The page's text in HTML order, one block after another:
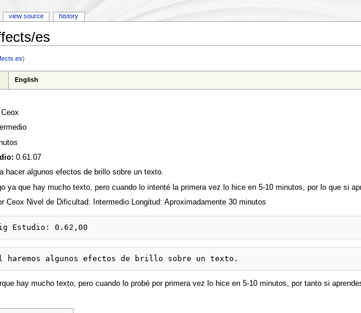
es
)
English
0.61.07
hacer algunos efectos de brillo sobre un texto.
ya que hay mucho texto, pero cuando lo intenté la primera vez lo hice en 5-10 minutos, por lo que si
Ceox Nivel de Dificultad: Intermedio Longitud: Aproximadamente 30 minutos
hay mucho texto, pero cuando lo probé por primera vez lo hice en 5-10 minutos, por tanto si
view source history